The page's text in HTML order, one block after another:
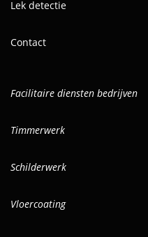
Lek detectie
Contact
Facilitaire diensten bedrijven
Timmerwerk
Schilderwerk
Vloercoating